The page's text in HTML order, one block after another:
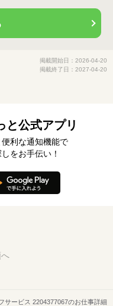
掲載開始日：2026-04-20
掲載終了日：2027-04-20
と公式アプリ
利な通知機能で
をお手伝い！
サービス 2204377067のお仕事詳細